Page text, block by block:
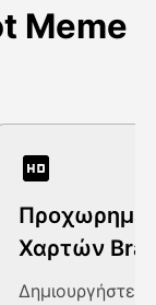
Meme
Χαρτών
Δημιουργήστε